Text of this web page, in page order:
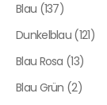
Blau (137)
Dunkelblau (121)
Blau Rosa (13)
Blau Grün (2)